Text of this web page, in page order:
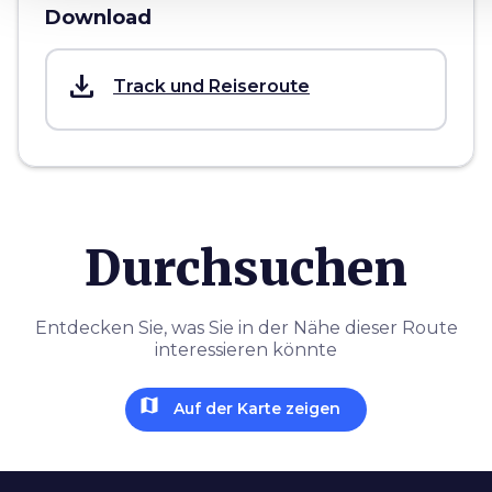
Download
save_alt Track und Reiseroute
Durchsuchen
Entdecken Sie, was Sie in der Nähe dieser Route
interessieren könnte
map Auf der Karte zeigen